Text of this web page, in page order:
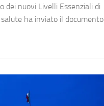
dei nuovi Livelli Essenziali di
ha inviato il documento